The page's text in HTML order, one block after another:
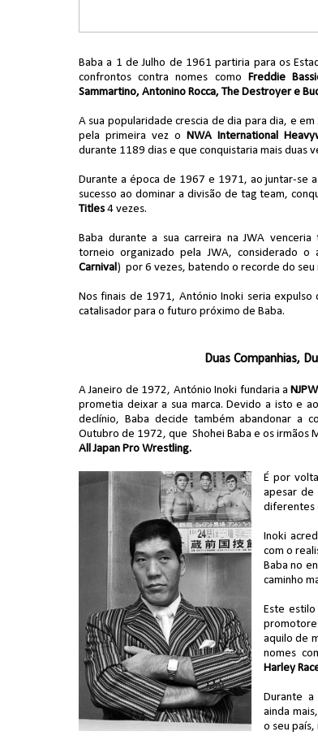
DOMÍNIO E PERTURBAÇÃO
Unknown -Aug 05 2026
Baba a 1 de Julho de 1961 partiria para os
confrontos contra nomes como Freddie
Sammartino, Antonino Rocca, The Destroyer e
A sua popularidade crescia de dia para dia, e
pela primeira vez o NWA International
durante 1189 dias e que conquistaria mais duas
Durante a época de 1967 e 1971, ao juntar-se
sucesso ao dominar a divisão de tag team,
Titles 4 vezes.
Baba durante a sua carreira na JWA
torneio organizado pela JWA, considerado o
Carnival) por 6 vezes, batendo o recorde do seu
Nos finais de 1971, António Inoki seria
catalisador para o futuro próximo de Baba.
Duas Companhias,
A Janeiro de 1972, António Inoki fundaria aNJPW
prometia deixar a sua marca. Devido a isto e
declínio, Baba decide também abandonar a
Outubro de 1972, que Shohei Baba e os irmãos
All Japan Pro Wrestling.
É por
apesar de
diferentes
Inoki
com o
Baba no
caminho
Este
aquilo de
nomes
Harley
Durante
ainda
o seu